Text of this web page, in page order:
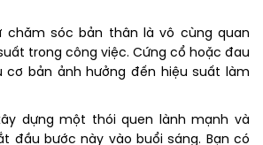
chăm sóc bản thân là vô cùng quan
trong công việc. Cứng cổ hoặc đau
cơ bản ảnh hưởng đến hiệu suất làm
dựng một thói quen lành mạnh và
đầu bước này vào buổi sáng. Bạn có